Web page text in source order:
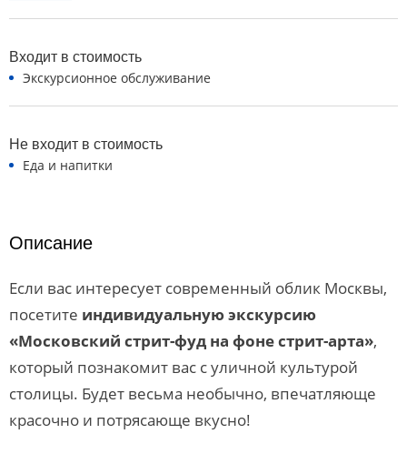
Входит в стоимость
Экскурсионное обслуживание
Не входит в стоимость
Еда и напитки
Описание
Если вас интересует современный облик Москвы,
посетите индивидуальную экскурсию
«Московский стрит-фуд на фоне стрит-арта»,
который познакомит вас с уличной культурой
столицы. Будет весьма необычно, впечатляюще
красочно и потрясающе вкусно!